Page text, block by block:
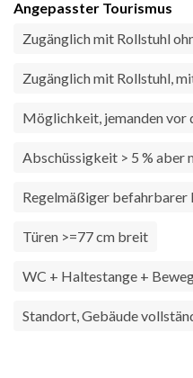
Angepasster Tourismus
Zugänglich mit Rollstuhl
Zugänglich mit Rollstuhl,
Möglichkeit, jemanden vor
Abschüssigkeit > 5 % aber
Regelmäßiger befahrbarer
Türen >=77 cm breit
WC + Haltestange +
Standort, Gebäude